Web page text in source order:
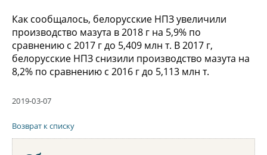
Как сообщалось, белорусские НПЗ увеличили
производство мазута в 2018 г на 5,9% по
сравнению с 2017 г до 5,409 млн т. В 2017 г,
белорусские НПЗ снизили производство мазута на
8,2% по сравнению с 2016 г до 5,113 млн т.
2019-03-07
Возврат к списку